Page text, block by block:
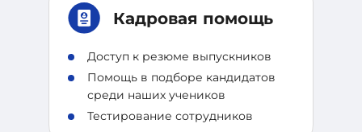
Кадровая помощь
Доступ к резюме выпускников
Помощь в подборе кандидатов
среди наших учеников
Тестирование сотрудников